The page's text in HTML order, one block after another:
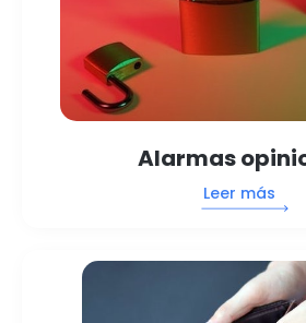
Alarmas
Leer más